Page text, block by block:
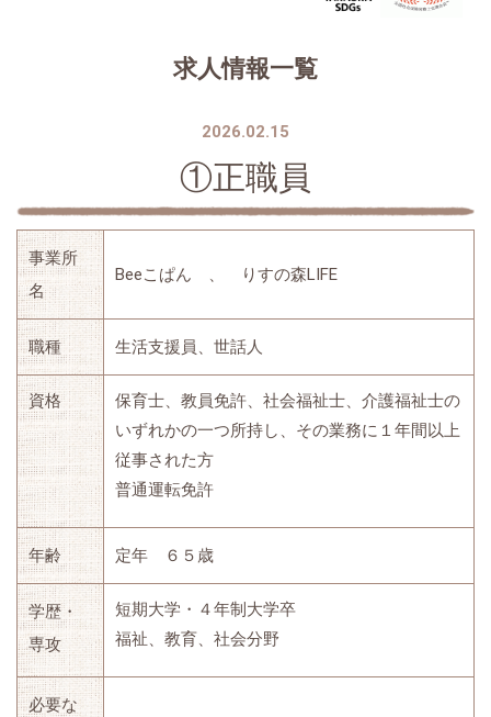
求人情報一覧
2026.02.15
①正職員
事業所
名
Beeこぱん 、 りすの森LIFE
職種 生活支援員、世話人
資格
保育士、教員免許、社会福祉士、介護福祉士の
いずれかの一つ所持し、その業務に１年間以上
従事された方
普通運転免許
年齢 定年 ６５歳
学歴・
専攻
短期大学・４年制大学卒
福祉、教育、社会分野
必要な